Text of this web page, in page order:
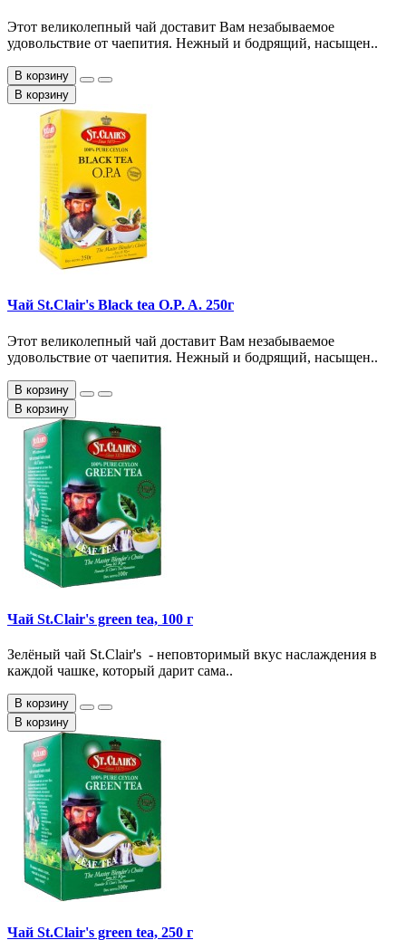
Этот великолепный чай доставит Вам незабываемое
удовольствие от чаепития. Нежный и бодрящий, насыщен..
В корзину
В корзину
Чай St.Clair's Black tea O.P. A. 250г
Этот великолепный чай доставит Вам незабываемое
удовольствие от чаепития. Нежный и бодрящий, насыщен..
В корзину
В корзину
Чай St.Clair's green tea, 100 г
Зелёный чай St.Clair's - неповторимый вкус наслаждения в
каждой чашке, который дарит сама..
В корзину
В корзину
Чай St.Clair's green tea, 250 г